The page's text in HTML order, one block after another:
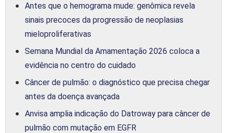
Antes que o hemograma mude: genômica revela
sinais precoces da progressão de neoplasias
mieloproliferativas
Semana Mundial da Amamentação 2026 coloca a
evidência no centro do cuidado
Câncer de pulmão: o diagnóstico que precisa chegar
antes da doença avançada
Anvisa amplia indicação do Datroway para câncer de
pulmão com mutação em EGFR